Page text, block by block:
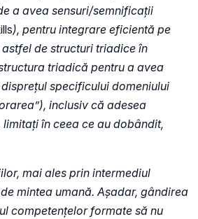
a avea sensuri/semnificații
), pentru integrare eficientă pe
de structuri triadice în
triadică pentru a avea
specificului domeniului
inclusiv că adesea
în ceea ce au dobândit,
mai ales prin intermediul
mintea umană. Așadar, gândirea
competențelor formate să nu